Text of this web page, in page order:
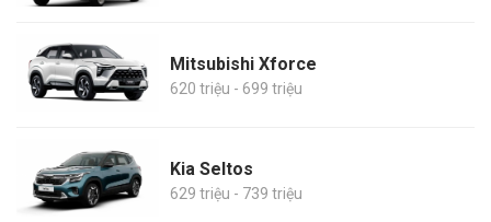
Mitsubishi Xforce
620 triệu - 699 triệu
Kia Seltos
629 triệu - 739 triệu